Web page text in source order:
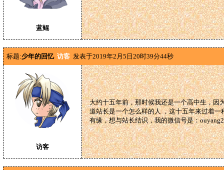
蓝鲲
标题:少年的回忆 访客 发表于2019年2月5日20时39分44秒
访客
大约十五年前，那时候我还是一个高中生，因
道站长是一个怎么样的人 ，这十五年来过着
有缘，想与站长结识，我的微信号是：